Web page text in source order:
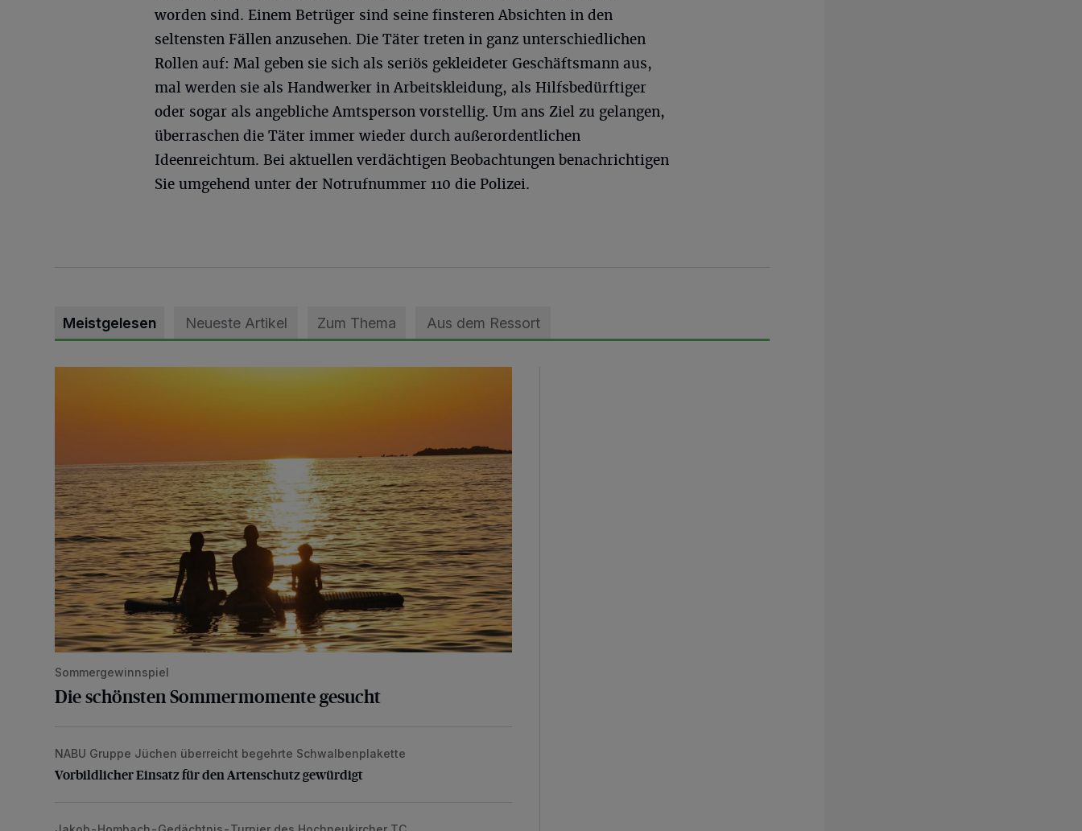
worden sind. Einem Betrüger sind seine finsteren Absichten in den
seltensten Fällen anzusehen. Die Täter treten in ganz unterschiedlichen
Rollen auf: Mal geben sie sich als seriös gekleideter Geschäftsmann aus,
mal werden sie als Handwerker in Arbeitskleidung, als Hilfsbedürftiger
oder sogar als angebliche Amtsperson vorstellig. Um ans Ziel zu gelangen,
überraschen die Täter immer wieder durch außerordentlichen
Ideenreichtum. Bei aktuellen verdächtigen Beobachtungen benachrichtigen
Sie umgehend unter der Notrufnummer 110 die Polizei.
Meistgelesen Neueste Artikel Zum Thema Aus dem Ressort
Sommergewinnspiel
Die schönsten Sommermomente gesucht
Vorbildlicher Einsatz für den Artenschutz gewürdigt
NABU Gruppe Jüchen überreicht begehrte Schwalbenplakette
Vorbildlicher Einsatz für den Artenschutz gewürdigt